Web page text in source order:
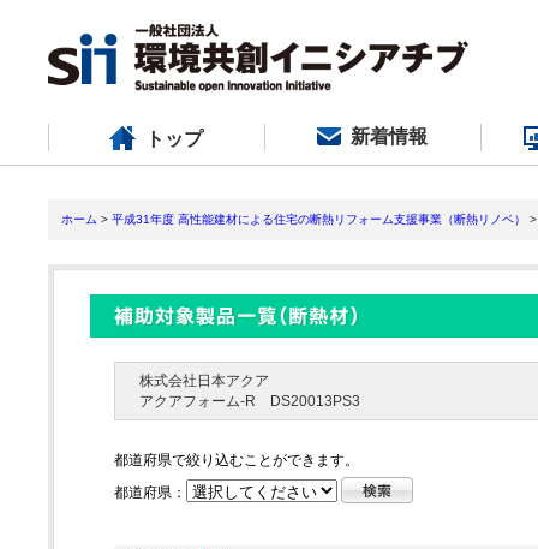
トップ 新着情報
ホーム > 平成31年度 高性能建材による住宅の断熱リフォーム支援事業（断熱リノベ）
株式会社日本アクア
アクアフォーム-R DS20013PS3
都道府県で絞り込むことができます。
都道府県：